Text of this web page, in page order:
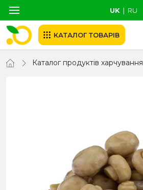
UK ∣ RU
КАТАЛОГ ТОВАРІВ
Каталог продуктів харчування